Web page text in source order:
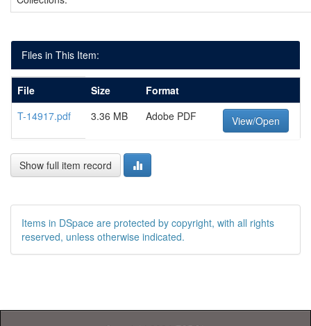
Files in This Item:
File Size
Format
T-14917.pdf
3.36 MB Adobe PDF View/Open
Show full item record
Items in DSpace are protected by copyright, with all rights
reserved, unless otherwise indicated.